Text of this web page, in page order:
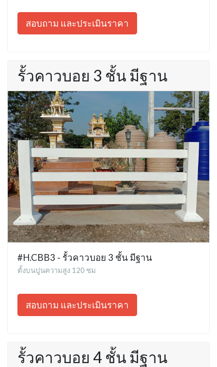
สอบถาม และประเมินราคา
รั้วคาวบอย 3 ชั้น มีฐาน
#H.CBB3 - รั้วคาวบอย 3 ชั้น มีฐาน
ตั้งบนปูนความสูง 120 ซม
สอบถาม และประเมินราคา
รั้วคาวบอย 4 ชั้น มีฐาน